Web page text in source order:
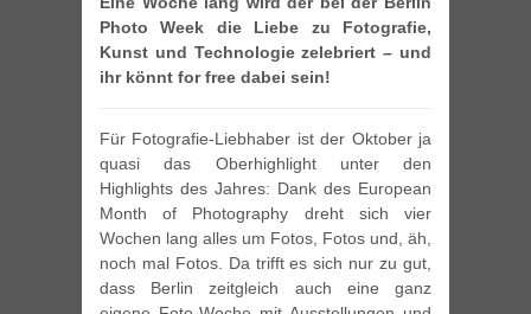
Photo Week die Liebe zu Fotografie,
Kunst und Technologie zelebriert – und
ihr könnt for free dabei sein!
Für Fotografie-Liebhaber ist der Oktober ja
quasi das Oberhighlight unter den
Highlights des Jahres: Dank des European
Month of Photography dreht sich vier
Wochen lang alles um Fotos, Fotos und, äh,
noch mal Fotos. Da trifft es sich nur zu gut,
dass Berlin zeitgleich auch eine ganz